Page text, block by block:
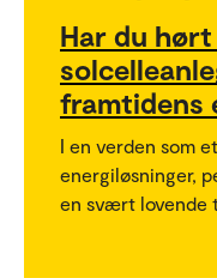
Har du
framtidens
I en verden som
energiløsninger,
en svært lovende